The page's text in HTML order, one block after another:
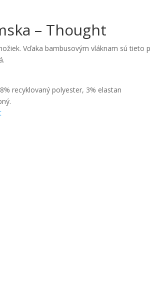
– Thought
Vďaka bambusovým vláknam sú tieto
recyklovaný polyester, 3% elastan